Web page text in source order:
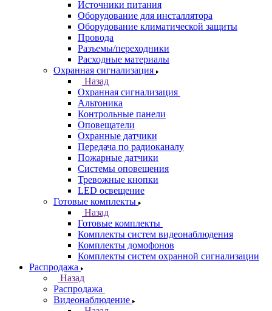
Источники питания
Оборудование для инсталлятора
Оборудование климатической защиты
Провода
Разъемы/переходники
Расходные материалы
Охранная сигнализация
Назад
Охранная сигнализация
Альтоника
Контрольные панели
Оповещатели
Охранные датчики
Передача по радиоканалу
Пожарные датчики
Системы оповещения
Тревожные кнопки
LED освещение
Готовые комплекты
Назад
Готовые комплекты
Комплекты систем видеонаблюдения
Комплекты домофонов
Комплекты систем охранной сигнализации
Распродажа
Назад
Распродажа
Видеонаблюдение